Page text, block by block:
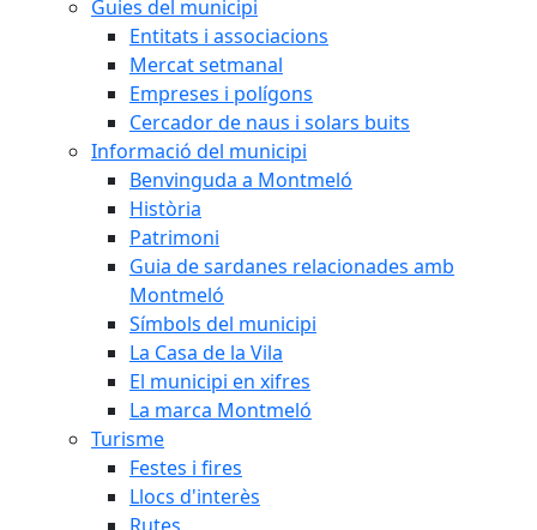
Guies del municipi
Entitats i associacions
Mercat setmanal
Empreses i polígons
Cercador de naus i solars buits
Informació del municipi
Benvinguda a Montmeló
Història
Patrimoni
Guia de sardanes relacionades amb
Montmeló
Símbols del municipi
La Casa de la Vila
El municipi en xifres
La marca Montmeló
Turisme
Festes i fires
Llocs d'interès